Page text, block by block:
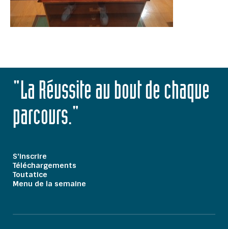
"La Réussite au bout de chaque
parcours."
S'inscrire
Téléchargements
Toutatice
Menu de la semaine